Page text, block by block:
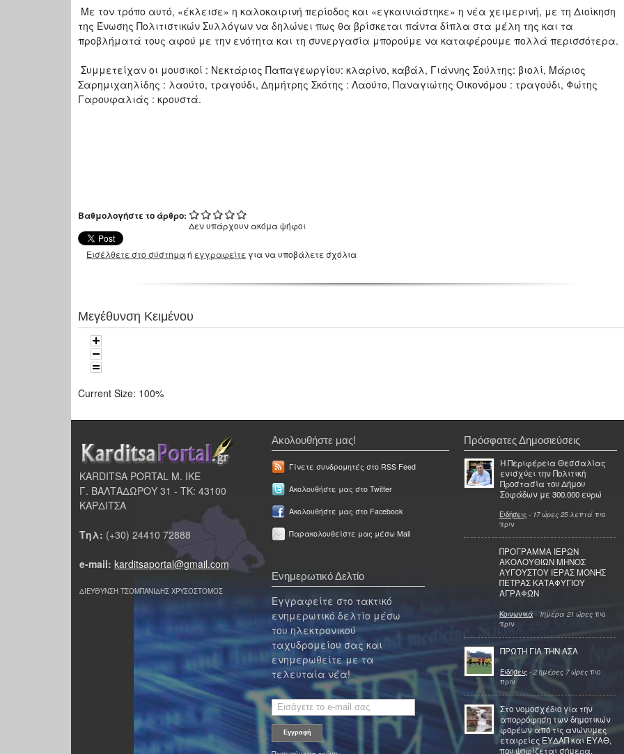
Με τον τρόπο αυτό, «έκλεισε» η καλοκαιρινή περίοδος και «εγκαινιάστηκε» η νέα χειμερινή, με τη Διοίκηση
της Ένωσης Πολιτιστικών Συλλόγων να δηλώνει πως θα βρίσκεται πάντα δίπλα στα μέλη της και τα
προβλήματά τους αφού με την ενότητα και τη συνεργασία μπορούμε να καταφέρουμε πολλά περισσότερα.
Συμμετείχαν οι μουσικοί : Νεκτάριος Παπαγεωργίου: κλαρίνο, καβάλ, Γιάννης Σούλτης: βιολί, Μάριος
Σαρημιχαηλίδης : λαούτο, τραγούδι, Δημήτρης Σκότης : Λαούτο, Παναγιώτης Οικονόμου : τραγούδι, Φώτης
Γαρουφαλιάς : κρουστά.
Βαθμολογήστε το άρθρο:
Δεν υπάρχουν ακόμα ψήφοι
Εισέλθετε στο σύστημαή εγγραφείτε για να υποβάλετε σχόλια
Μεγέθυνση Κειμένου
Current Size: 100%
KARDITSA PORTAL Μ. ΙΚΕ
Γ. ΒΑΛΤΑΔΩΡΟΥ 31 - ΤΚ: 43100
ΚΑΡΔΙΤΣΑ
Τηλ: (+30) 24410 72888
e-mail: karditsaportal@gmail.com
ΔΙΕΥΘΥΝΣΗ ΤΣΟΜΠΑΝΙΔΗΣ ΧΡΥΣΟΣΤΟΜΟΣ
Ακολουθήστε μας!
Γίνετε συνδρομητές στο RSS Feed
Ακολουθήστε μας στο Twitter
Ακολουθήστε μας στο Facebook
Παρακολουθείστε μας μέσω Mail
Ενημερωτικό Δελτίο
Εγγραφείτε στο τακτικό
ενημερωτικό δελτίο μέσω
του ηλεκτρονικού
ταχυδρομείου σας και
ενημερωθείτε με τα
τελευταία νέα!
Πρόσφατες Δημοσιεύσεις
Η Περιφέρεια Θεσσαλίας
ενισχύει την Πολιτική
Προστασία του Δήμου
Σοφάδων με 300.000 ευρώ
Ειδήσεις - 17 ώρες 25 λεπτά πιο
πριν
ΠΡΟΓΡΑΜΜΑ ΙΕΡΩΝ
ΑΚΟΛΟΥΘΙΩΝ ΜΗΝΟΣ
ΑΥΓΟΥΣΤΟΥ ΙΕΡΑΣ ΜΟΝΗΣ
ΠΕΤΡΑΣ ΚΑΤΑΦΥΓΙΟΥ
ΑΓΡΑΦΩΝ
Κοινωνικά - 1ημέρα 21 ώρες πιο
πριν
ΠΡΩΤΗ ΓΙΑ ΤΗΝ ΑΣΑ
Ειδήσεις - 2 ημέρες 7 ώρες πιο
πριν
Στο νομοσχέδιο για την
απορρόφηση των δημοτικών
φορέων από τις ανώνυμες
εταιρείες ΕΥΔΑΠ και ΕΥΑΘ,
που ψηφίζεται σήμερα,